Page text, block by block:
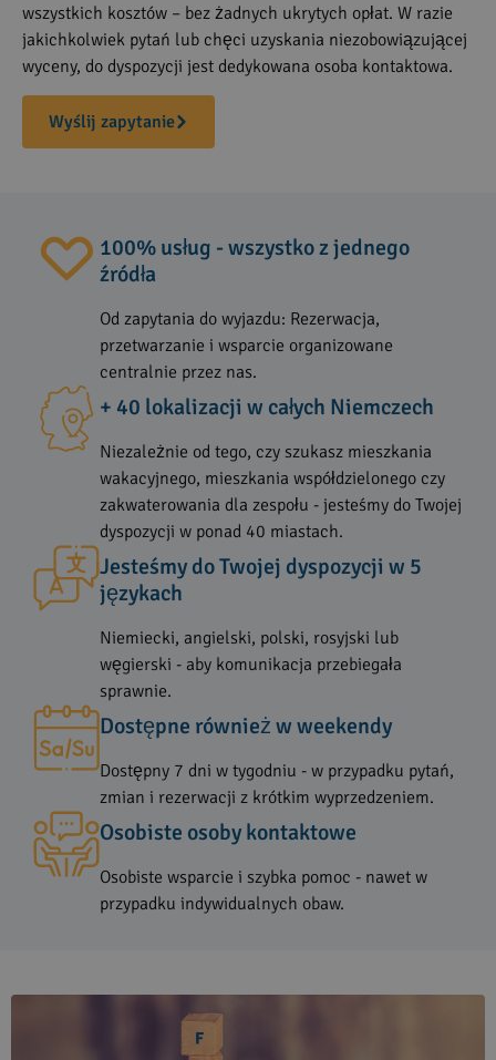
wszystkich kosztów – bez żadnych ukrytych opłat. W razie
jakichkolwiek pytań lub chęci uzyskania niezobowiązującej
wyceny, do dyspozycji jest dedykowana osoba kontaktowa.
Wyślij zapytanie
100% usług - wszystko z jednego
źródła
Od zapytania do wyjazdu: Rezerwacja,
przetwarzanie i wsparcie organizowane
centralnie przez nas.
+ 40 lokalizacji w całych Niemczech
Niezależnie od tego, czy szukasz mieszkania
wakacyjnego, mieszkania współdzielonego czy
zakwaterowania dla zespołu - jesteśmy do Twojej
dyspozycji w ponad 40 miastach.
Jesteśmy do Twojej dyspozycji w 5
językach
Niemiecki, angielski, polski, rosyjski lub
węgierski - aby komunikacja przebiegała
sprawnie.
Dostępne również w weekendy
Dostępny 7 dni w tygodniu - w przypadku pytań,
zmian i rezerwacji z krótkim wyprzedzeniem.
Osobiste osoby kontaktowe
Osobiste wsparcie i szybka pomoc - nawet w
przypadku indywidualnych obaw.